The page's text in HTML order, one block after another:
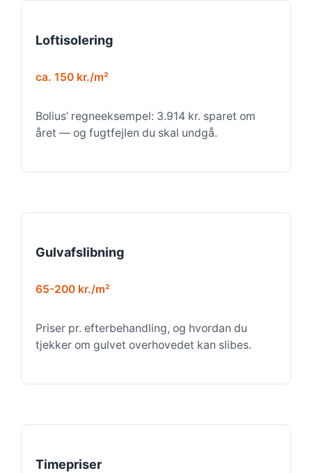
Loftisolering
ca. 150 kr./m²
Bolius’ regneeksempel: 3.914 kr. sparet om
året — og fugtfejlen du skal undgå.
Gulvafslibning
65-200 kr./m²
Priser pr. efterbehandling, og hvordan du
tjekker om gulvet overhovedet kan slibes.
Timepriser